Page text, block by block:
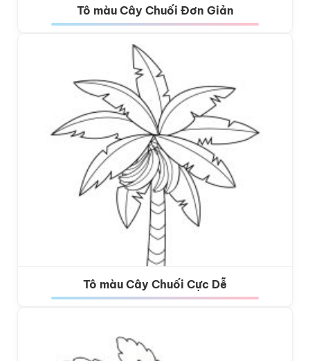
Tô màu Cây Chuối Đơn Giản
Tô màu Cây Chuối Cực Dễ